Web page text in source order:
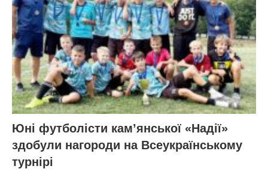
Юні футболісти кам’янської «Надії»
здобули нагороди на Всеукраїнському
турнірі